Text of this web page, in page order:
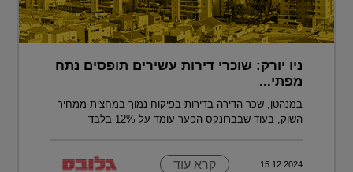
ניו יורק: שוכרי דירות עשירים תופסים נתח
מפתי...
במנהטן, שכר הדירה בדירות בפיקוח נמוך במחצית ממחיר
השוק, בעוד שבברונקס הפער עומד על 12% בלבד
15.12.2024 קרא עוד